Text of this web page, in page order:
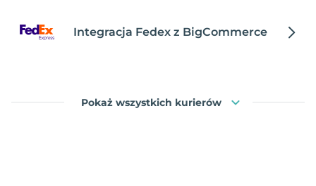
Integracja Fedex z BigCommerce
Pokaż wszystkich kurierów